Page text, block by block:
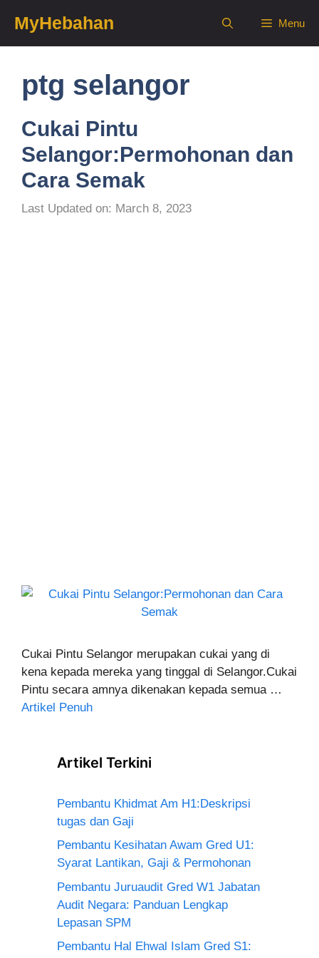
content
MyHebahan Menu
ptg selangor
Cukai Pintu
Selangor:Permohonan dan
Cara Semak
Last Updated on: March 8, 2023
Cukai Pintu Selangor merupakan cukai yang di
kena kepada mereka yang tinggal di Selangor.Cukai
Pintu secara amnya dikenakan kepada semua …
Artikel Penuh
Artikel Terkini
Pembantu Khidmat Am H1:Deskripsi
tugas dan Gaji
Pembantu Kesihatan Awam Gred U1:
Syarat Lantikan, Gaji & Permohonan
Pembantu Juruaudit Gred W1 Jabatan
Audit Negara: Panduan Lengkap
Lepasan SPM
Pembantu Hal Ehwal Islam Gred S1: